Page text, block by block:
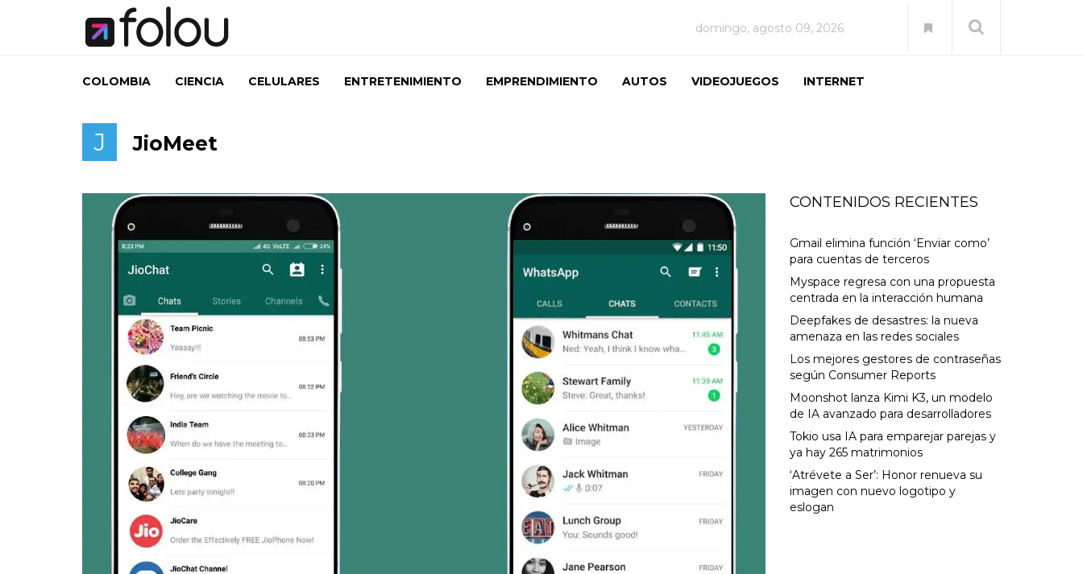
domingo, agosto 09, 2026
COLOMBIA CIENCIA CELULARES ENTRETENIMIENTO EMPRENDIMIENTO AUTOS VIDEOJUEGOS INTERNET
J JioMeet
CONTENIDOS RECIENTES
Gmail elimina función ‘Enviar como’
para cuentas de terceros
Myspace regresa con una propuesta
centrada en la interacción humana
Deepfakes de desastres: la nueva
amenaza en las redes sociales
Los mejores gestores de contraseñas
según Consumer Reports
Moonshot lanza Kimi K3, un modelo
de IA avanzado para desarrolladores
Tokio usa IA para emparejar parejas y
ya hay 265 matrimonios
‘Atrévete a Ser’: Honor renueva su
imagen con nuevo logotipo y
eslogan